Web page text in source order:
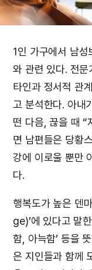
1인 가구에서 남성
와 관련 있다. 전문
타인과 정서적 관
고 분석한다. 아내
떤 다음, 끊을 때 “
면 남편들은 당황
강에 이로울 뿐만
다.
행복도가 높은 덴
ge)’에 있다고 말
함, 아늑함’ 등을
은 지인들과 함께